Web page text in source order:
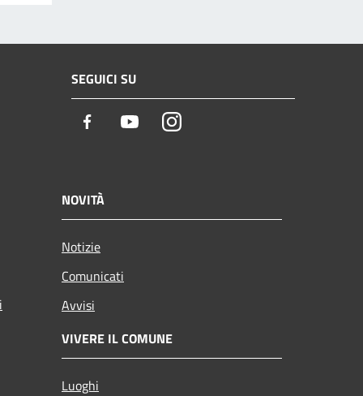
SEGUICI SU
Facebook YoutubeInstagram
NOVITÀ
Notizie
Comunicati
Avvisi
VIVERE IL COMUNE
Luoghi